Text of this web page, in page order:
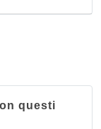
questi